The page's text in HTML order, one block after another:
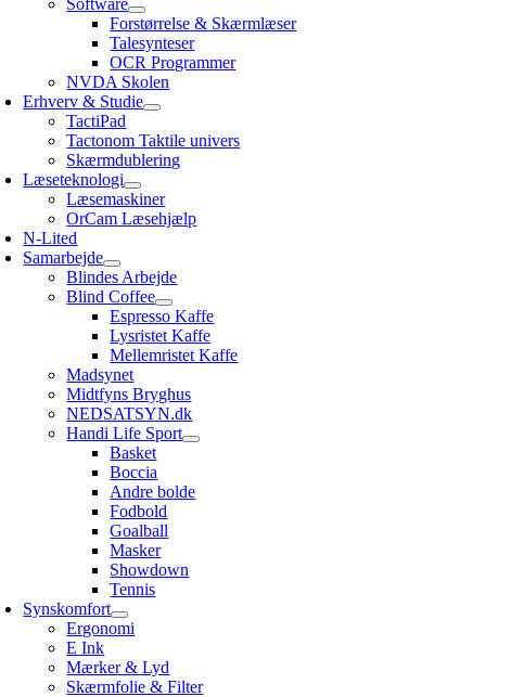
Software
Forstørrelse & Skærmlæser
Talesynteser
OCR Programmer
NVDA Skolen
Erhverv & Studie
TactiPad
Tactonom Taktile univers
Skærmdublering
Læseteknologi
Læsemaskiner
OrCam Læsehjælp
N-Lited
Samarbejde
Blindes Arbejde
Blind Coffee
Espresso Kaffe
Lysristet Kaffe
Mellemristet Kaffe
Madsynet
Midtfyns Bryghus
NEDSATSYN.dk
Handi Life Sport
Basket
Boccia
Andre bolde
Fodbold
Goalball
Masker
Showdown
Tennis
Synskomfort
Ergonomi
E Ink
Mærker & Lyd
Skærmfolie & Filter